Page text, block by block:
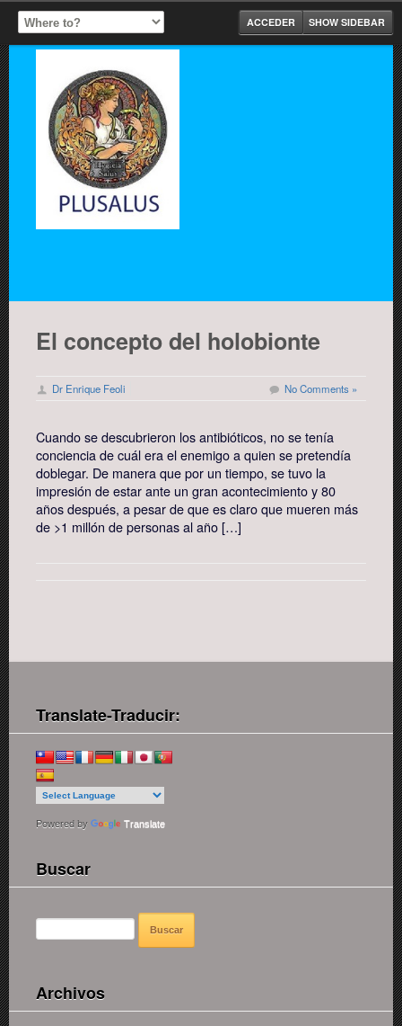
SHOW SIDEBAR
ACCEDER
El concepto del holobionte
Dr Enrique Feoli No Comments »
Cuando se descubrieron los antibióticos, no se tenía
conciencia de cuál era el enemigo a quien se pretendía
doblegar. De manera que por un tiempo, se tuvo la
impresión de estar ante un gran acontecimiento y 80
años después, a pesar de que es claro que mueren más
de >1 millón de personas al año […]
Translate-Traducir:
Powered by Translate
Buscar
Archivos